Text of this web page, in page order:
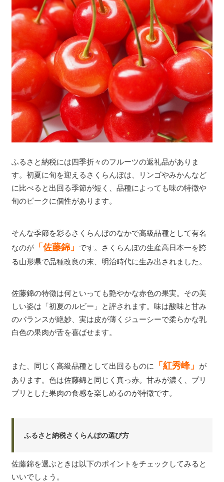
ふるさと納税には四季折々のフルーツの返礼品がありま
す。初夏に旬を迎えるさくらんぼは、リンゴやみかんなど
に比べると出回る季節が短く、品種によっても味の特徴や
旬のピークに個性があります。
そんな季節を彩るさくらんぼのなかで高級品種として有名
なのが 「佐藤錦」
です。さくらんぼの生産高日本一を誇
る山形県で品種改良の末、明治時代に生み出されました。
佐藤錦の特徴は何といっても艶やかな赤色の果実。その美
しい姿は「初夏のルビー」と評されます。味は酸味と甘み
のバランスが絶妙、実は皮が薄くジューシーで柔らかな乳
白色の果肉が舌を喜ばせます。
また、同じく高級品種として出回るものに 「紅秀峰」
が
あります。色は佐藤錦と同じく真っ赤。甘みが濃く、プリ
プリとした果肉の食感を楽しめるのが特徴です。
ふるさと納税さくらんぼの選び方
佐藤錦を選ぶときは以下のポイントをチェックしてみると
いいでしょう。